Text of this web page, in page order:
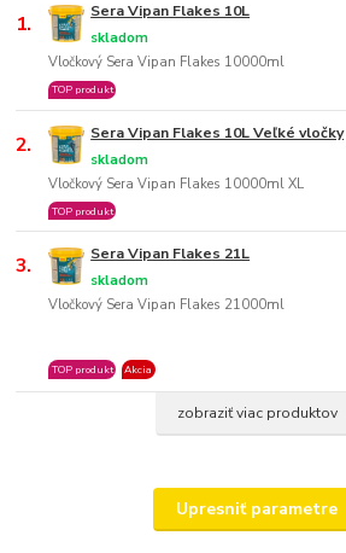
1. Sera Vipan Flakes 10L
Vločkový Sera Vipan Flakes 10000ml
skladom
TOP produkt
2. Sera Vipan Flakes 10L Veľké vločky
Vločkový Sera Vipan Flakes 10000ml XL
skladom
TOP produkt
3. Sera Vipan Flakes 21L
Vločkový Sera Vipan Flakes 21000ml
skladom
TOP produkt Akcia
zobraziť viac produktov
Upresniť parametre